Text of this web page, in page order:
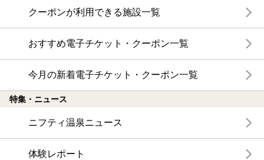
クーポンが利用できる施設一覧
おすすめ電子チケット・クーポン一覧
今月の新着電子チケット・クーポン一覧
特集・ニュース
ニフティ温泉ニュース
体験レポート